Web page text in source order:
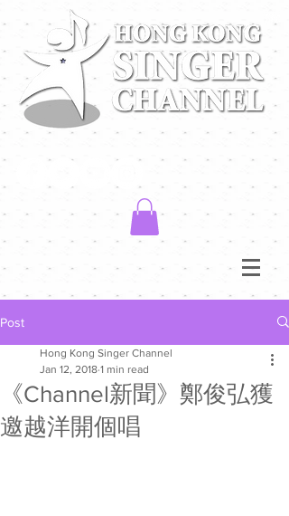
Post
《Channel新聞》鄭俊弘獲
邀越洋開個唱
Hong Kong Singer Channel
Jan 12, 2018 1 min read